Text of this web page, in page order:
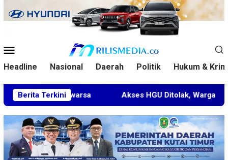
ke
Mobile
Headline Nasional Daerah Politik Hukum &
Berita Terkini Akses HGU Ditolak, Warga Rantau Pulung